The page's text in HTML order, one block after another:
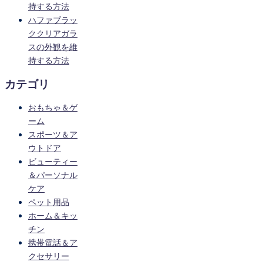
持する方法
ハファブラッ
ククリアガラ
スの外観を維
持する方法
カテゴリ
おもちゃ＆ゲ
ーム
スポーツ＆ア
ウトドア
ビューティー
＆パーソナル
ケア
ペット用品
ホーム＆キッ
チン
携帯電話＆ア
クセサリー